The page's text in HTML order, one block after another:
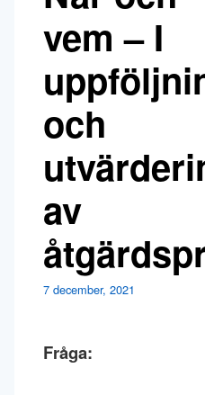
vem – I
och
av
7 december, 2021
Fråga: